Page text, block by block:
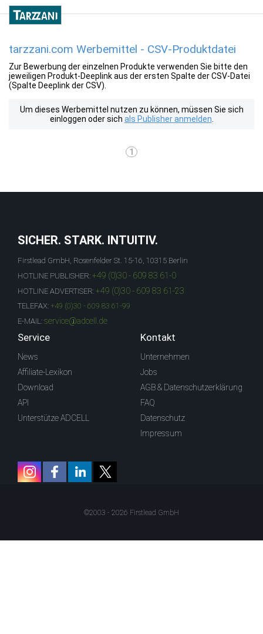
tarzzani.com Werbemittel - CSV-Produktdatei
Zur Bewerbung der einzelnen Produkte verwenden Sie bitte den
jeweiligen Produkt-Deeplink aus der ersten Spalte der CSV-Datei
(Spalte Deeplink der CSV).
Um dieses Werbemittel nutzen zu können, müssen Sie sich
einloggen oder sich als Publisher anmelden
1
SICHER. STARK. INTUITIV.
Firstlead GmbH, Rosenfelder St. 15-16, 10315 Berlin
HOTLINE PUBLISHER: +49 (0)30 - 609 83 61-0
HOTLINE ADVERTISER: +49 (0)30 - 609 83 61-23
TELEFAX: +49 (0)30 - 609 83 61-99
E-MAIL: service@adcell.de
Service
News
Affiliate-Lexikon
Download
API
Unterstütze ADCELL
Kontakt
Unternehmen
Jobs
AGB & Datenschutzerklärung
FAQ
Datenschutz
Impressum
©2003 - 2026 Firstlead GmbH